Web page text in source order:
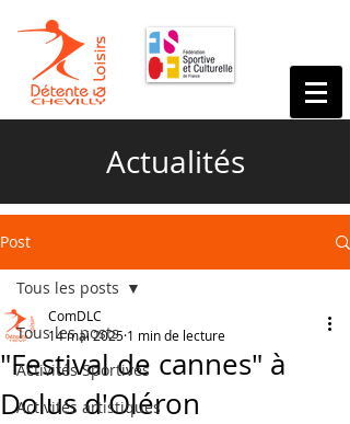
Actualités
Post
Tous les posts
Activités Sportives
Activités artistiques
Tous les posts
"Festival de cannes" à
Dolus d'Oléron
ComDLC
14 mai 2025 1 min de lecture